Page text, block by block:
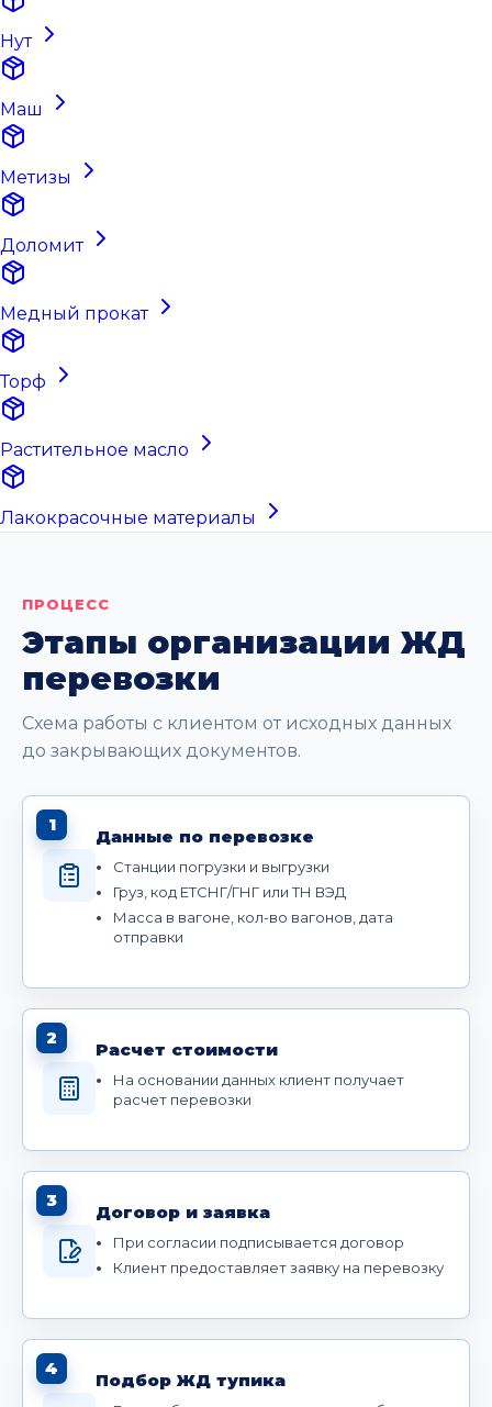
Нут
Маш
Метизы
Доломит
Медный прокат
Торф
Растительное масло
Лакокрасочные материалы
ПРОЦЕСС
Этапы организации ЖД
перевозки
Схема работы с клиентом от исходных данных
до закрывающих документов.
1
Данные по перевозке
Станции погрузки и выгрузки
Груз, код ЕТСНГ/ГНГ или ТН ВЭД
Масса в вагоне, кол-во вагонов, дата
отправки
2
Расчет стоимости
На основании данных клиент получает
расчет перевозки
3
Договор и заявка
При согласии подписывается договор
Клиент предоставляет заявку на перевозку
4
Подбор ЖД тупика